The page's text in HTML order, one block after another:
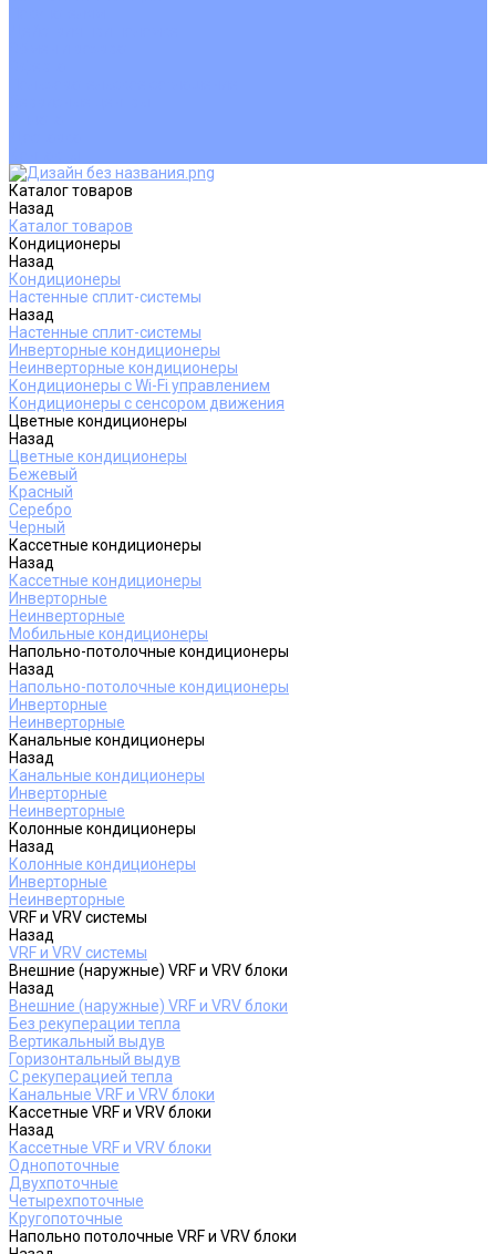
Каталог товаров
Назад
Каталог товаров
Кондиционеры
Назад
Кондиционеры
Настенные сплит-системы
Назад
Настенные сплит-системы
Инверторные кондиционеры
Неинверторные кондиционеры
Кондиционеры с Wi-Fi управлением
Кондиционеры с сенсором движения
Цветные кондиционеры
Назад
Цветные кондиционеры
Бежевый
Красный
Серебро
Черный
Кассетные кондиционеры
Назад
Кассетные кондиционеры
Инверторные
Неинверторные
Мобильные кондиционеры
Напольно-потолочные кондиционеры
Назад
Напольно-потолочные кондиционеры
Инверторные
Неинверторные
Канальные кондиционеры
Назад
Канальные кондиционеры
Инверторные
Неинверторные
Колонные кондиционеры
Назад
Колонные кондиционеры
Инверторные
Неинверторные
VRF и VRV системы
Назад
VRF и VRV системы
Внешние (наружные) VRF и VRV блоки
Назад
Внешние (наружные) VRF и VRV блоки
Без рекуперации тепла
Вертикальный выдув
Горизонтальный выдув
С рекуперацией тепла
Канальные VRF и VRV блоки
Кассетные VRF и VRV блоки
Назад
Кассетные VRF и VRV блоки
Однопоточные
Двухпоточные
Четырехпоточные
Кругопоточные
Напольно потолочные VRF и VRV блоки